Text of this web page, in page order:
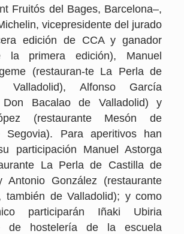
Fruitós del Bages, Barcelona–,
vicepresidente del jurado
edición de CCA y ganador
la primera edición), Manuel
(restauran-te La Perla de
Valladolid), Alfonso García
Don Bacalao de Valladolid) y
(restaurante Mesón de
Segovia). Para aperitivos han
participación Manuel Astorga
La Perla de Castilla de
Antonio González (restaurante
también de Valladolid); y como
participarán Iñaki Ubiria
de hostelería de la escuela